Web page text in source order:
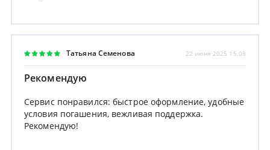
Татьяна Семенова 22 июня 2025 15:08
Рекомендую
Сервис понравился: быстрое оформление, удобные
условия погашения, вежливая поддержка.
Рекомендую!